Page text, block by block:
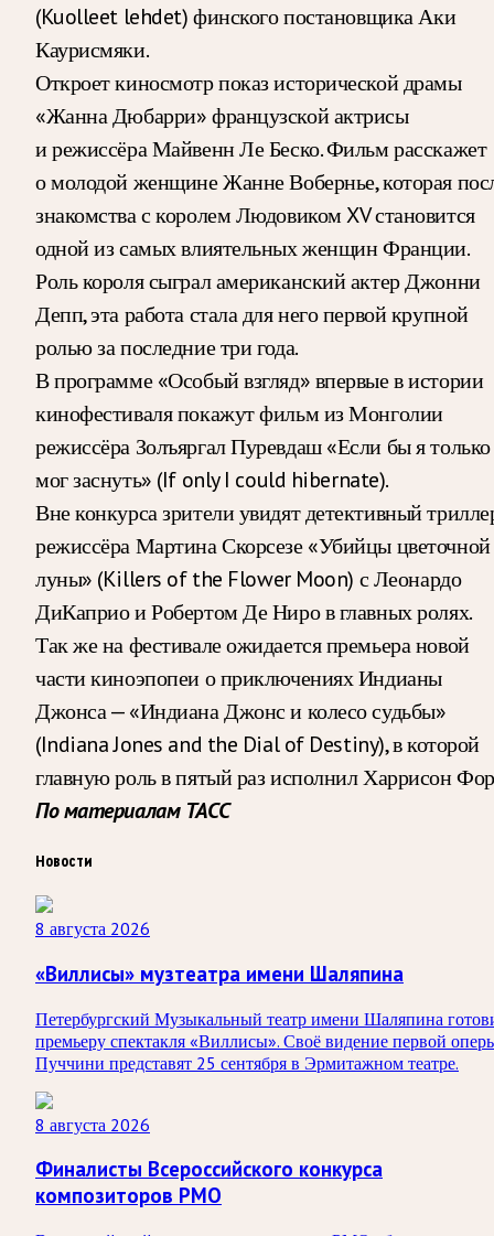
(Kuolleet lehdet) финского постановщика Аки
Каурисмяки.
Откроет киносмотр показ исторической драмы
«Жанна Дюбарри» французской актрисы
и режиссёра Майвенн Ле Беско. Фильм расскажет
о молодой женщине Жанне Вобернье, которая
знакомства с королем Людовиком XV становится
одной из самых влиятельных женщин Франции.
Роль короля сыграл американский актер Джонни
Депп, эта работа стала для него первой крупной
ролью за последние три года.
В программе «Особый взгляд» впервые в истории
кинофестиваля покажут фильм из Монголии
режиссёра Золъяргал Пуревдаш «Если бы я только
мог заснуть» (If only I could hibernate).
Вне конкурса зрители увидят детективный
режиссёра Мартина Скорсезе «Убийцы цветочной
луны» (Killers of the Flower Moon) с Леонардо
ДиКаприо и Робертом Де Ниро в главных ролях.
Так же на фестивале ожидается премьера новой
части киноэпопеи о приключениях Индианы
Джонса — «Индиана Джонс и колесо судьбы»
(Indiana Jones and the Dial of Destiny), в которой
главную роль в пятый раз исполнил Харрисон
По материалам ТАСС
Новости
8 августа 2026
«Виллисы» музтеатра имени Шаляпина
Петербургский Музыкальный театр имени Шаляпина
премьеру спектакля «Виллисы». Своё видение первой
Пуччини представят 25 сентября в Эрмитажном театре.
8 августа 2026
Финалисты Всероссийского конкурса
композиторов РМО